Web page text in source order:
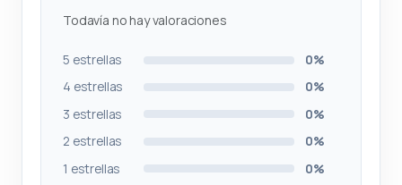
Todavía no hay valoraciones
5 estrellas
0%
4 estrellas
0%
3 estrellas
0%
2 estrellas
0%
1 estrellas
0%